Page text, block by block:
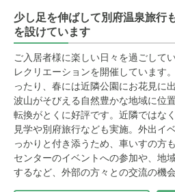
少し足を伸ばして別府温泉旅行
を設けています
ご入居者様に楽しい日々を過ごして
レクリエーションを開催しています
ったり、春には近隣公園にお花見に
波山がそびえる自然豊かな地域に位
転換がとくに好評です。近隣ではな
見学や別府旅行なども実施。外出イ
っかりと付き添うため、車いすの方
センターのイベントへの参加や、地
するなど、外部の方々との交流の機